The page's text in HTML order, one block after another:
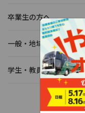
卒業生の方へ
一般・地域の方へ
学生・教員の活動